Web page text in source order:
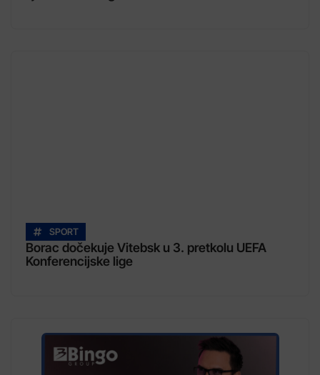
SPORT
Borac dočekuje Vitebsk u 3. pretkolu UEFA
Konferencijske lige